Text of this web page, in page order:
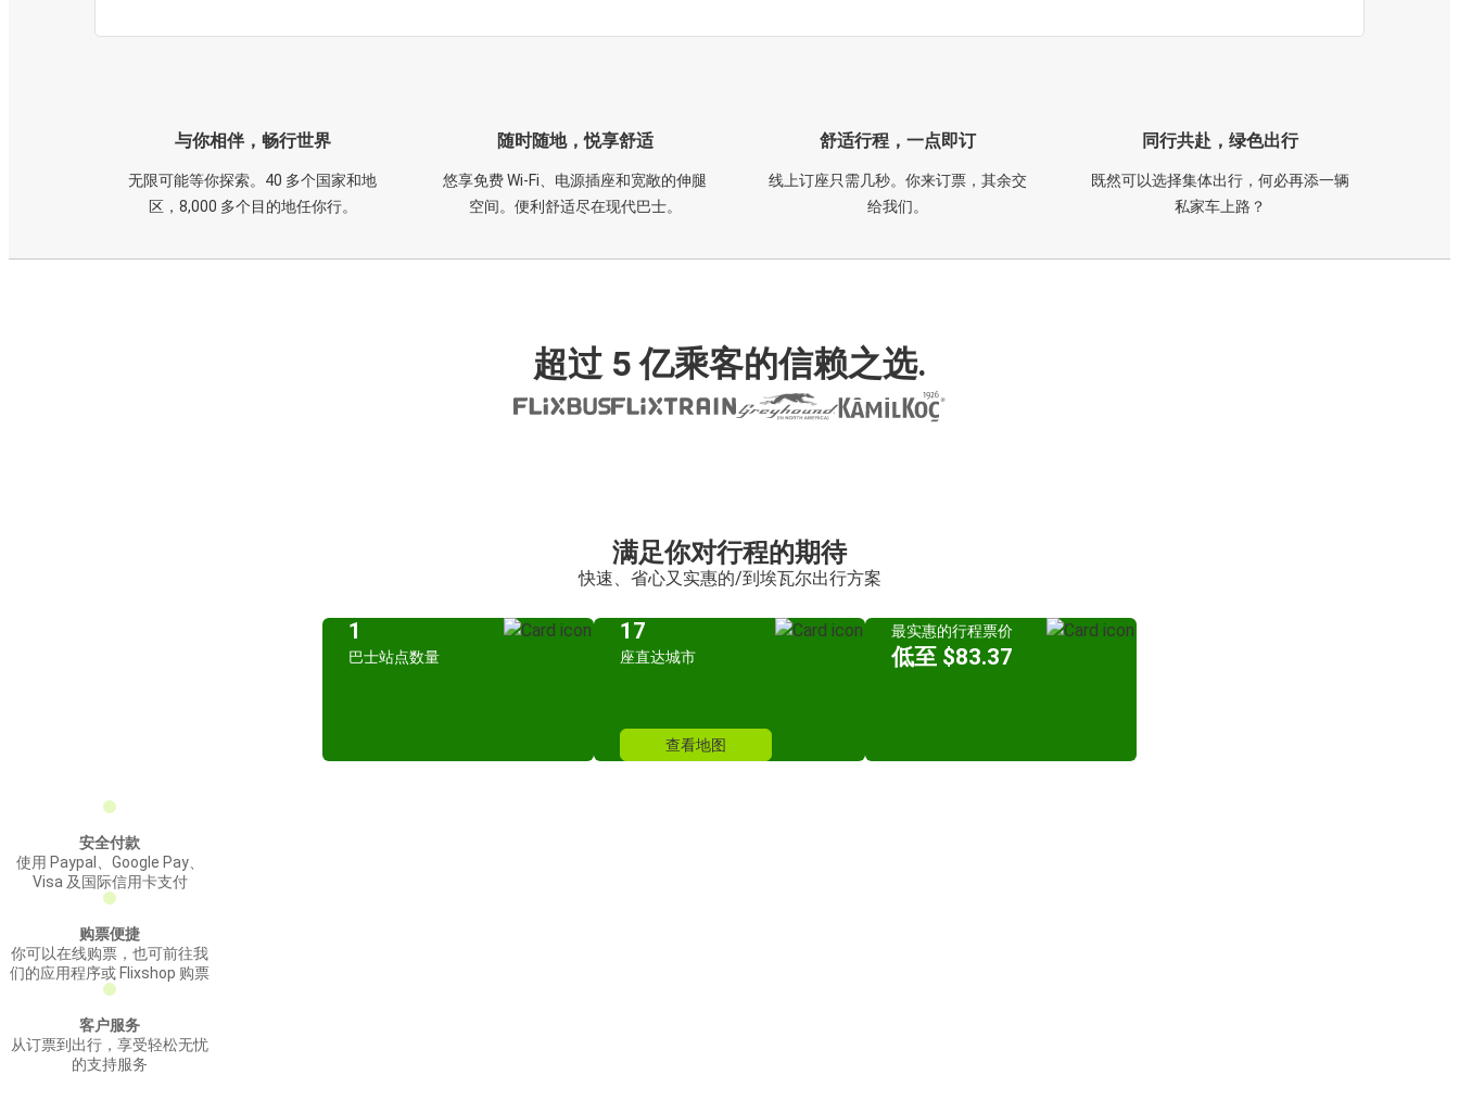
与你相伴，畅行世界
无限可能等你探索。40 多个国家和地
区，8,000 多个目的地任你行。
随时随地，悦享舒适
悠享免费 Wi-Fi、电源插座和宽敞的伸腿
空间。便利舒适尽在现代巴士。
舒适行程，一点即订
线上订座只需几秒。你来订票，其余交
给我们。
同行共赴，绿色出行
既然可以选择集体出行，何必再添一辆
私家车上路？
超过 5 亿乘客的信赖之选.
满足你对行程的期待
快速、省心又实惠的/到埃瓦尔出行方案
1
巴士站点数量
17
座直达城市
查看地图
最实惠的行程票价
低至 $83.37
安全付款
使用 Paypal、Google Pay、
Visa 及国际信用卡支付
购票便捷
你可以在线购票，也可前往我
们的应用程序或 Flixshop 购票
客户服务
从订票到出行，享受轻松无忧
的支持服务